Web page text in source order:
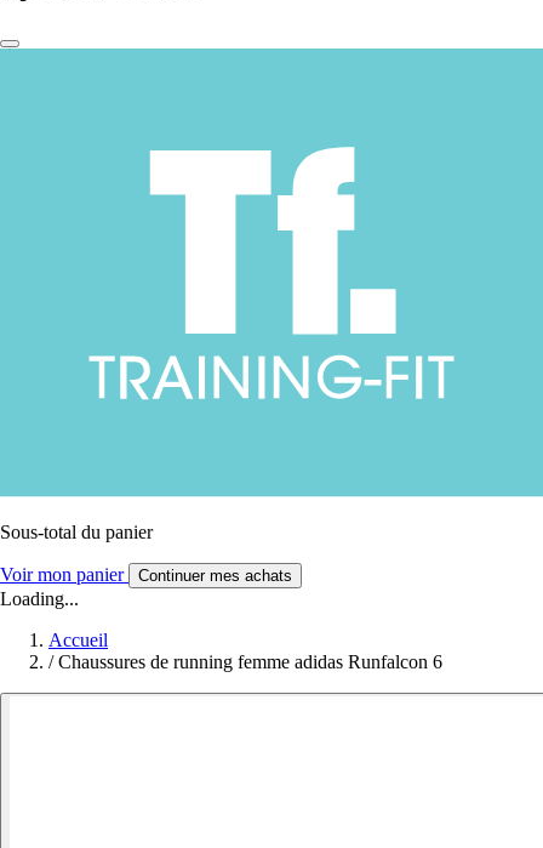
Sous-total du panier
Voir mon panier Continuer mes achats
Loading...
Accueil
/ Chaussures de running femme adidas Runfalcon 6